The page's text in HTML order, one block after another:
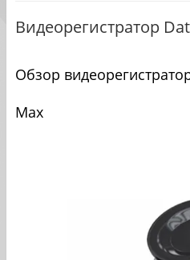
Видеорегистратор
Обзор
Max